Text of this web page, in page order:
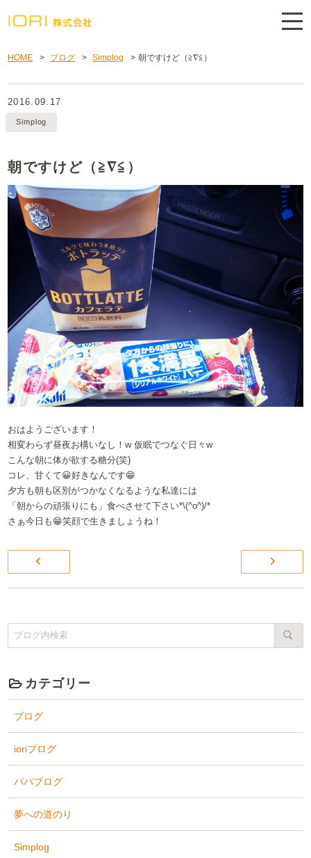
HOME > ブログ > Simplog > 朝ですけど（≧∇≦）
2016.09.17
Simplog
朝ですけど（≧∇≦）
おはようございます！
相変わらず昼夜お構いなし！w 仮眠でつなぐ日々w
こんな朝に体が欲する糖分(笑)
コレ、甘くて😀好きなんです😁
夕方も朝も区別がつかなくなるような私達には
「朝からの頑張りにも」食べさせて下さい*\(^o^)/*
さぁ今日も😁笑顔で生きましょうね！
カテゴリー
ブログ
ioriブログ
パパブログ
夢への道のり
Simplog